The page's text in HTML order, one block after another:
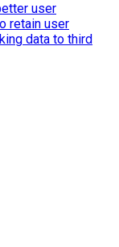
user
retain user
data to third